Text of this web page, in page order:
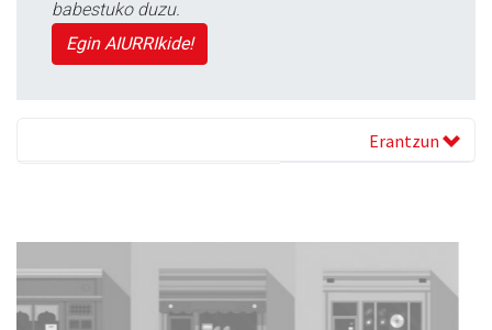
babestuko duzu.
Egin AIURRIkide!
Erantzun